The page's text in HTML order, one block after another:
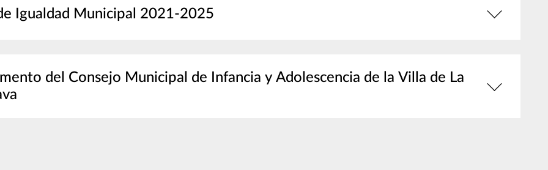
Igualdad Municipal 2021-2025
de Infancia y Adolescencia de la Villa de La